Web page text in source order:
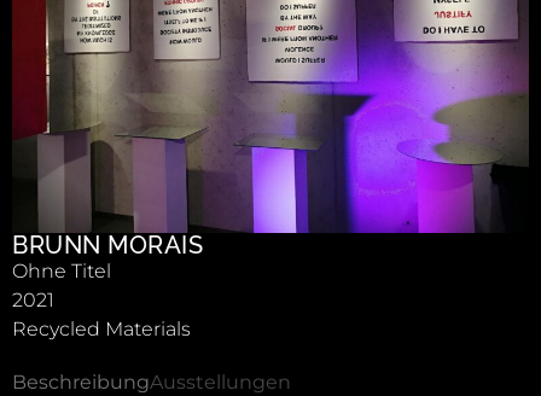
BRUNN MORAIS
Ohne Titel
2021
Recycled Materials
BeschreibungAusstellungen